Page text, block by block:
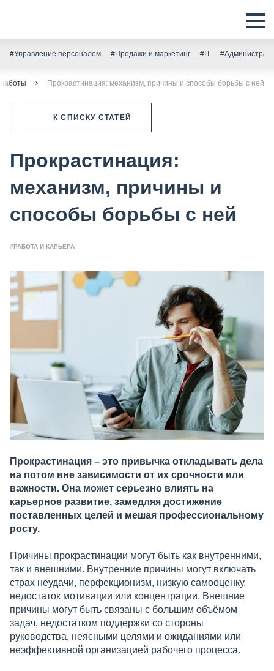
#Управление персоналом #Продажи и маркетинг #IT
Прокрастинация: механизм, причины и способы борьбы с ней
К СПИСКУ СТАТЕЙ
Прокрастинация:
механизм, причины и
способы борьбы с ней
#РАБОТА И КАРЬЕРА
Прокрастинация – это привычка откладывать дела
на потом вне зависимости от их срочности или
важности. Она может серьезно влиять на
карьерное развитие, замедляя достижение
поставленных целей и мешая профессиональному
росту.
Причины прокрастинации могут быть как внутренними,
так и внешними. Внутренние причины могут включать
страх неудачи, перфекционизм, низкую самооценку,
недостаток мотивации или концентрации. Внешние
причины могут быть связаны с большим объёмом
задач, недостатком поддержки со стороны
руководства, неясными целями и ожиданиями или
неэффективной организацией рабочего процесса.